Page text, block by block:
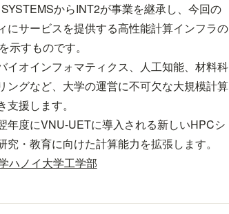
からINT2が事業を継承し、今回の
サービスを提供する高性能計算インフラの
すものです。
オインフォマティクス、人工知能、材料科
グなど、大学の運営に不可欠な大規模計算
援します。
年度にVNU-UETに導入される新しいHPCシ
・教育に向けた計算能力を拡張します。
ハノイ大学工学部